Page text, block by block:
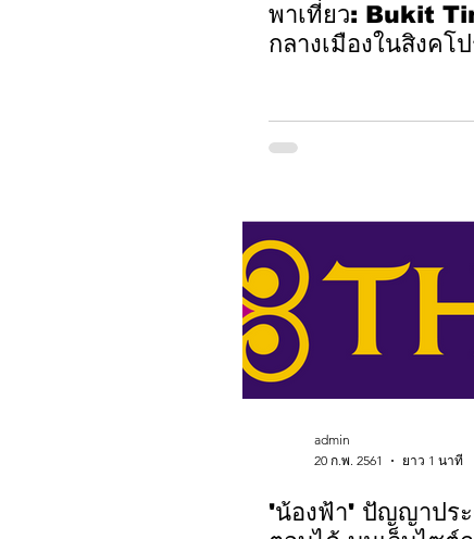
พาเที่ยว: Bukit
กลางเมืองในสิงคโ
admin
20 ก.พ. 2561
ยาว 1 นาที
'น้องฟ้า' ปัญญาปร